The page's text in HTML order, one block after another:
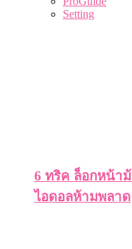
Setting
6 ทริค ล็อกหน้า
ไอดอลห้ามพลาด